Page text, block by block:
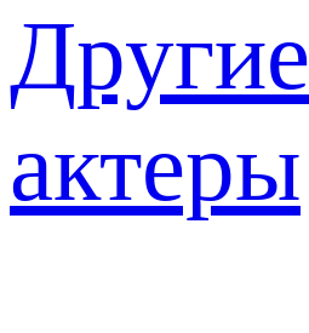
Другие
актеры